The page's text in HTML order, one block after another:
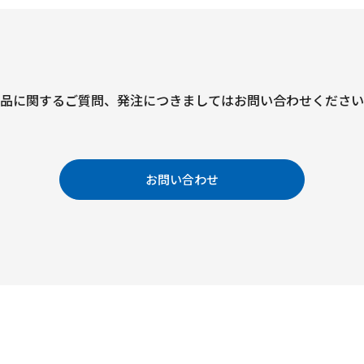
に関するご質問、 発注につきましてはお問い合わせくださ
お問い合わせ